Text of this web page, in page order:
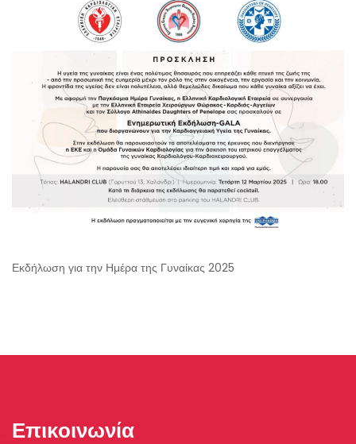
Εκδήλωση για την Ημέρα της Γυναίκας 2025
Επικοινωνία